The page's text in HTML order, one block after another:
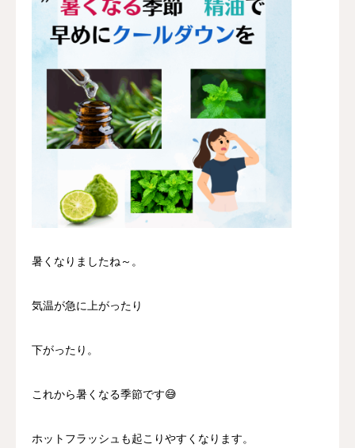
暑くなりましたね～。
気温が急に上がったり
下がったり。
これから暑くなる季節です😅
ホットフラッシュも起こりやすくなります。